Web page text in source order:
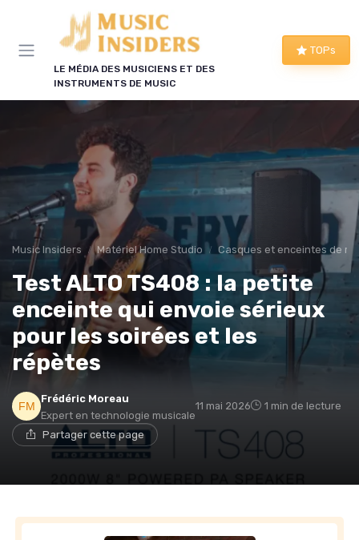
LE MÉDIA DES MUSICIENS ET DES
INSTRUMENTS DE MUSIC
TOPs
Music Insiders Matériel Home Studio Casques et enceintes de
Test ALTO TS408 : la petite
enceinte qui envoie sérieux
pour les soirées et les
répètes
Frédéric Moreau
Expert en technologie musicale
11 mai 2026 1 min de lecture
Partager cette page
Panneau de gestion des cookies